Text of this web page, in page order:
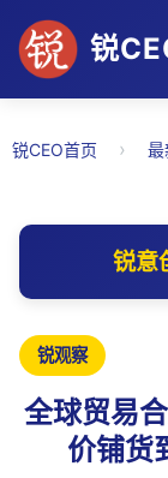
锐
锐CEO首页 › 最
锐意
锐观察
全球贸易
价铺货